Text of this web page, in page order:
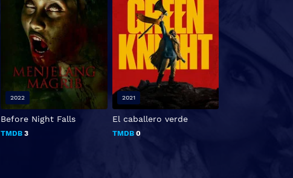
Before Night Falls
TMDB 3
2022
El caballero verde
TMDB0
2021